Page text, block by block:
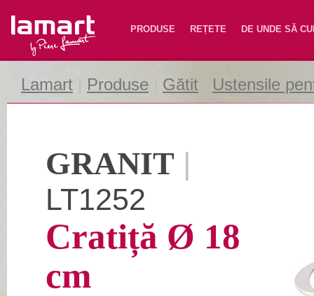
Lamart PRODUSE REȚETE DE UNDE SĂ
Lamart Produse Gătit Ustensile
GRANIT |
LT1252
Cratiță Ø 18
cm